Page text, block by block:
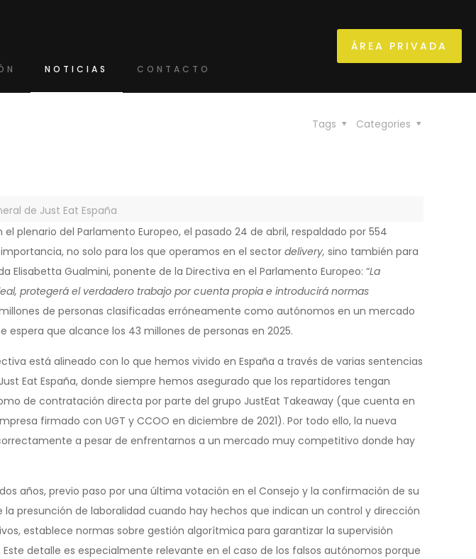
NOTICIAS CONTACTO
ÁREA PRIVADA
Categories
Tags
de Just Eat España
plenario del Parlamento Europeo, el pasado 24 de abril, respaldado por 554
no solo para los que operamos en el sectordelivery,sino también para
Elisabetta Gualmini, ponente de la Directiva en el Parlamento Europeo: “La
protegerá el verdadero trabajo por cuenta propia e introducirá normas
de personas clasificadas erróneamente como autónomos en un mercado
que alcance los 43 millones de personas en 2025.
está alineado con lo que hemos vivido en España a través de varias sentencias
Eat España, donde siempre hemos asegurado que los repartidores tengan
de contratación directa por parte del grupo JustEat Takeaway (que cuenta en
firmado con UGT y CCOO en diciembre de 2021). Por todo ello, la nueva
a pesar de enfrentarnos a un mercado muy competitivo donde hay
años, previo paso por una última votación en el Consejo y la confirmación de su
presunción de laboralidad cuando hay hechos que indican un control y dirección
establece normas sobre gestión algorítmica para garantizar la supervisión
detalle es especialmente relevante en el caso de los falsos autónomos porque